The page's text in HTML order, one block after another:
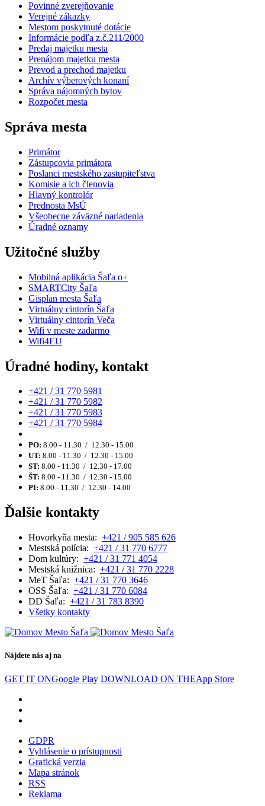
Povinné zverejňovanie
Verejné zákazky
Mestom poskytnuté dotácie
Informácie podľa z.č.211/2000
Predaj majetku mesta
Prenájom majetku mesta
Prevod a prechod majetku
Archív výberových konaní
Správa nájomných bytov
Rozpočet mesta
Správa mesta
Primátor
Zástupcovia primátora
Poslanci mestského zastupiteľstva
Komisie a ich členovia
Hlavný kontrolór
Prednosta MsÚ
Všeobecne záväzné nariadenia
Úradné oznamy
Užitočné služby
Mobilná aplikácia Šaľa o+
SMARTCity Šaľa
Gisplan mesta Šaľa
Virtuálny cintorín Šaľa
Virtuálny cintorín Veča
Wifi v meste zadarmo
Wifi4EU
Úradné hodiny, kontakt
+421 / 31 770 5981
+421 / 31 770 5982
+421 / 31 770 5983
+421 / 31 770 5984
PO: 8.00 - 11.30 / 12.30 - 15.00
UT: 8.00 - 11.30 / 12.30 - 15.00
ST: 8.00 - 11.30 / 12.30 - 17.00
ŠT: 8.00 - 11.30 / 12.30 - 15.00
PI: 8.00 - 11.30 / 12.30 - 14.00
Ďalšie kontakty
Hovorkyňa mesta: +421 / 905 585 626
Mestská polícia: +421 / 31 770 6777
Dom kultúry: +421 / 31 771 4054
Mestská knižnica: +421 / 31 770 2228
MeT Šaľa: +421 / 31 770 3646
OSS Šaľa: +421 / 31 770 6084
DD Šaľa: +421 / 31 783 8390
Všetky kontakty
Nájdete nás aj na
GET IT ONGoogle Play DOWNLOAD ON THEApp Store
GDPR
Vyhlásenie o prístupnosti
Grafická verzia
Mapa stránok
RSS
Reklama